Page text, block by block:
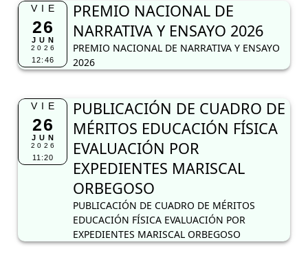
VIE
26
JUN
2026
12:46
PREMIO NACIONAL DE
NARRATIVA Y ENSAYO 2026
PREMIO NACIONAL DE NARRATIVA Y ENSAYO
2026
VIE
26
JUN
2026
11:20
PUBLICACIÓN DE CUADRO DE
MÉRITOS EDUCACIÓN FÍSICA
EVALUACIÓN POR
EXPEDIENTES MARISCAL
ORBEGOSO
PUBLICACIÓN DE CUADRO DE MÉRITOS
EDUCACIÓN FÍSICA EVALUACIÓN POR
EXPEDIENTES MARISCAL ORBEGOSO